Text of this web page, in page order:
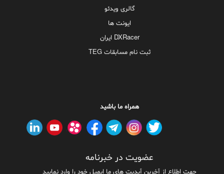
گالری ویدئو
ایونت ها
DXRacer ایران
ثبت نام مسابقات TEG
همراه ما باشید
عضویت در خبرنامه
جهت اطلاع از آخرین آپدیت های ما ایمیل خود را وارد نمایید